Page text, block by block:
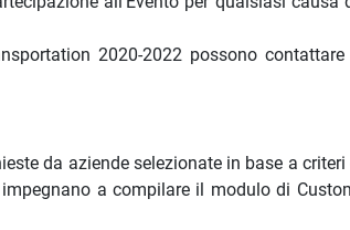
2020-2022 possono
da aziende selezionate in base a criteri
a compilare il modulo di